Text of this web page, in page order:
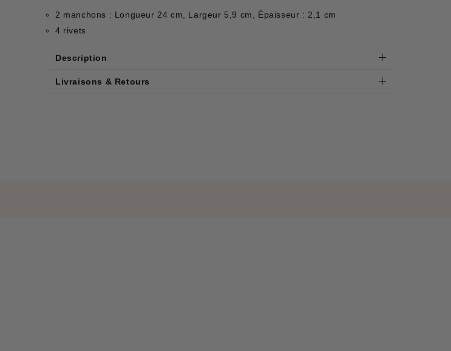
2 manchons : Longueur 24 cm, Largeur 5,9 cm, Épaisseur : 2,1 cm
4 rivets
Description
Livraisons & Retours